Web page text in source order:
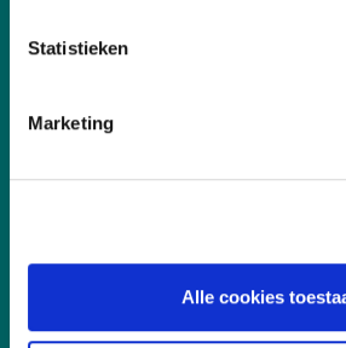
Statistieken
Marketing
Alle cookies
Vakgebieden